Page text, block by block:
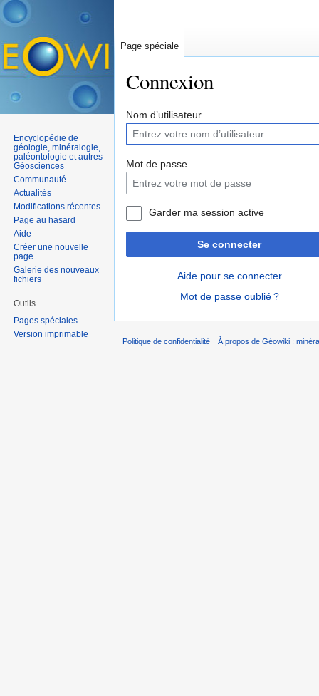
Connexion
Nom d’utilisateur
Mot de passe
Garder ma session active
Se connecter
Aide pour se connecter
Mot de passe oublié ?
Page spéciale
Encyclopédie de
géologie, minéralogie,
paléontologie et autres
Géosciences
Communauté
Actualités
Modifications récentes
Page au hasard
Aide
Créer une nouvelle
page
Galerie des nouveaux
fichiers
Outils
Pages spéciales
Version imprimable
Politique de confidentialité À propos de Géowiki :